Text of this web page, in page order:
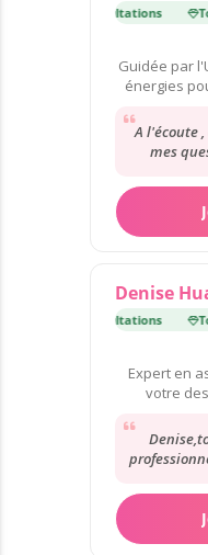
Déjà 35 000 consultations
Guidée par
énergies
A l'écoute
mes
Denise
Déjà 24 000 consultations
Expert en
votre